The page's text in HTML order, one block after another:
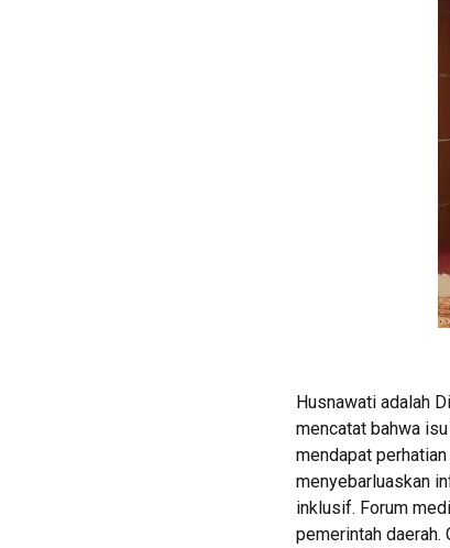
Husnawati adalah
mencatat bahwa
mendapat
menyebarluaskan
inklusif. Forum
pemerintah daerah.